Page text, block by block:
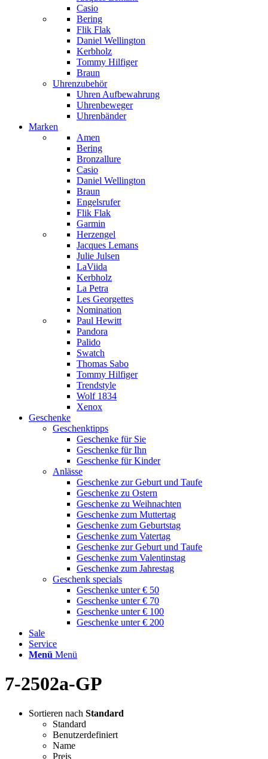
Casio
Bering
Flik Flak
Daniel Wellington
Kerbholz
Tommy Hilfiger
Braun
Uhrenzubehör
Uhren Aufbewahrung
Uhrenbeweger
Uhrenbänder
Marken
Amen
Bering
Bronzallure
Casio
Daniel Wellington
Braun
Engelsrufer
Flik Flak
Garmin
Herzengel
Jacques Lemans
Julie Julsen
LaViida
Kerbholz
La Petra
Les Georgettes
Nomination
Paul Hewitt
Pandora
Palido
Swatch
Thomas Sabo
Tommy Hilfiger
Trendstyle
Wolf 1834
Xenox
Geschenke
Geschenktipps
Geschenke für Sie
Geschenke für Ihn
Geschenke für Kinder
Anlässe
Geschenke zur Geburt und Taufe
Geschenke zu Ostern
Geschenke zu Weihnachten
Geschenke zum Muttertag
Geschenke zum Geburtstag
Geschenke zum Vatertag
Geschenke zur Geburt und Taufe
Geschenke zum Valentinstag
Geschenke zum Jahrestag
Geschenk specials
Geschenke unter € 50
Geschenke unter € 70
Geschenke unter € 100
Geschenke unter € 200
Sale
Service
Menü Menü
7-2502a-GP
Sortieren nach Standard
Standard
Benutzerdefiniert
Name
Preis